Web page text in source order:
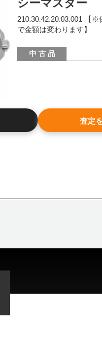
シーマスター
210.30.42.20.03.001 【※
で金額は変わります】
中 古 品
査定